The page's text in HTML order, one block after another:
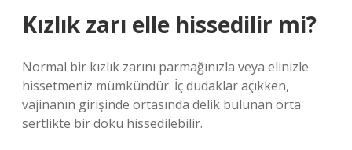
Kızlık zarı elle hissedilir mi?
Normal bir kızlık zarını parmağınızla veya elinizle
hissetmeniz mümkündür. İç dudaklar açıkken,
vajinanın girişinde ortasında delik bulunan orta
sertlikte bir doku hissedilebilir.